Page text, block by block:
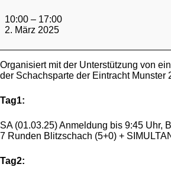
Spendenclassics
2025
10:00 – 17:00
2. März 2025
Organisiert mit der Unterstützung von
der Schachsparte der Eintracht Munster
Tag1:
SA (01.03.25) Anmeldung bis 9:45 Uhr,
7 Runden Blitzschach (5+0) +
Tag2: